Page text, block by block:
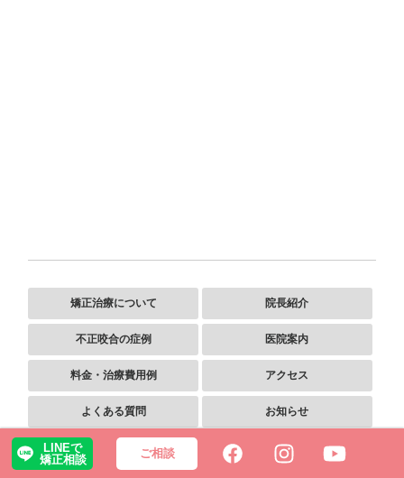
矯正治療について
不正咬合の症例
料金・治療費用例
よくある質問
ホワイトニング
院長紹介
医院案内
アクセス
お知らせ
ご相談
LINEで
矯正相談
ご相談